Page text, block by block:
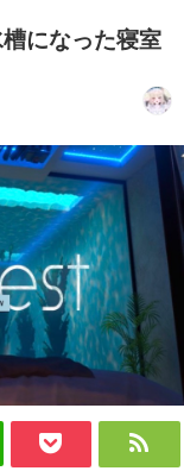
になった寝室